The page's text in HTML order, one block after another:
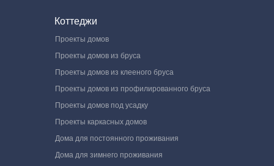
Коттеджи
Проекты домов
Проекты домов из бруса
Проекты домов из клееного бруса
Проекты домов из профилированного бруса
Проекты домов под усадку
Проекты каркасных домов
Дома для постоянного проживания
Дома для зимнего проживания